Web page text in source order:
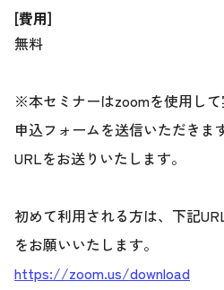
[費用]
無料
※本セミナーはzoomを使用して
申込フォームを送信いただきま
URLをお送りいたします。
初めて利用される方は、下記
をお願いいたします。
https://zoom.us/download